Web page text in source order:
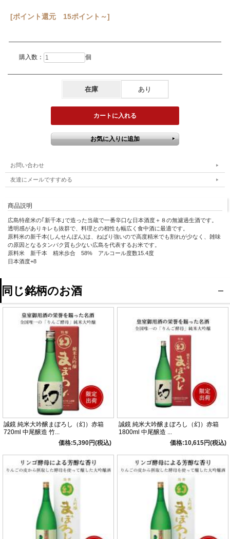
[ポイント還元 15ポイント～]
購入数： 個
在庫 あり
お問い合わせ
友達にメールですすめる
商品説明
広島特産米の｢新千本｣で造った当蔵で一番辛口な日本酒度＋８の無濾過生酒です。
透明感がありキレも抜群で、料理との相性も幅広く食中酒に最適です。
原料米の新千本(しんせんぼん)は、ねばり強いので高度精米でも割れが少なく、雑味
の原因となるタンパク質も少ない広島を代表するお米です。
原料米 新千本 精米歩合 58% アルコール度数15.4度
日本酒度+8
同じ銘柄のお酒
誠鏡 純米大吟醸まぼろし（幻）赤箱
720ml 中尾醸造 竹...
価格:5,390円(税込)
誠鏡 純米大吟醸まぼろし（幻）赤箱
1800ml 中尾醸造 ...
価格:10,615円(税込)